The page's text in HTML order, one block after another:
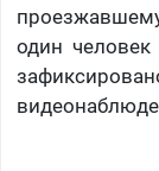
один